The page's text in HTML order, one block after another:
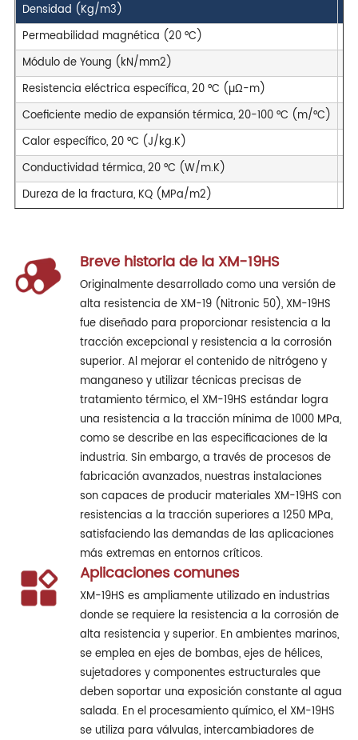
Densidad (Kg/m3)
Permeabilidad magnética (20 °C)
Módulo de Young (kN/mm2)
Resistencia eléctrica específica, 20 °C (µΩ-m)
Coeficiente medio de expansión térmica, 20-100 °C (m/°C)
Calor específico, 20 °C (J/kg.K)
Conductividad térmica, 20 °C (W/m.K)
Dureza de la fractura, KQ (MPa/m2)
Breve historia de la XM-19HS
Originalmente desarrollado como una versión de
alta resistencia de XM-19 (Nitronic 50), XM-19HS
fue diseñado para proporcionar resistencia a la
tracción excepcional y resistencia a la corrosión
superior. Al mejorar el contenido de nitrógeno y
manganeso y utilizar técnicas precisas de
tratamiento térmico, el XM-19HS estándar logra
una resistencia a la tracción mínima de 1000 MPa,
como se describe en las especificaciones de la
industria. Sin embargo, a través de procesos de
fabricación avanzados, nuestras instalaciones
son capaces de producir materiales XM-19HS con
resistencias a la tracción superiores a 1250 MPa,
satisfaciendo las demandas de las aplicaciones
más extremas en entornos críticos.
Aplicaciones comunes
XM-19HS es ampliamente utilizado en industrias
donde se requiere la resistencia a la corrosión de
alta resistencia y superior. En ambientes marinos,
se emplea en ejes de bombas, ejes de hélices,
sujetadores y componentes estructurales que
deben soportar una exposición constante al agua
salada. En el procesamiento químico, el XM-19HS
se utiliza para válvulas, intercambiadores de